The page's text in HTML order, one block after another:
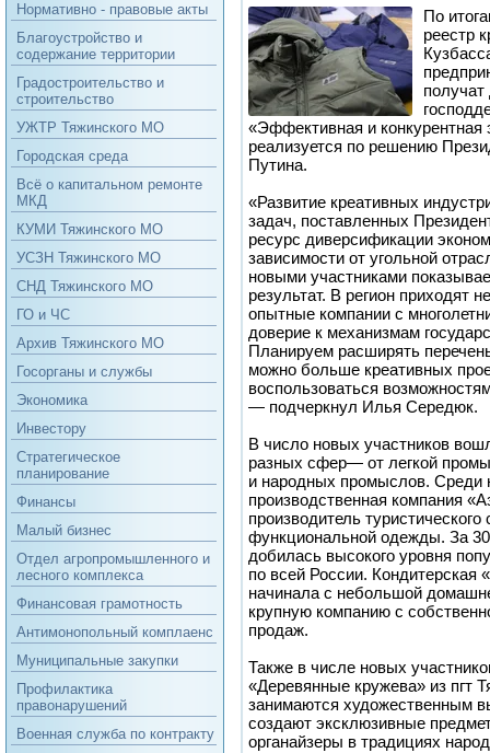
Нормативно - правовые акты
Благоустройство и
содержание территории
Градостроительство и
строительство
УЖТР Тяжинского МО
Городская среда
Всё о капитальном ремонте
МКД
КУМИ Тяжинского МО
УСЗН Тяжинского МО
СНД Тяжинского МО
ГО и ЧС
Архив Тяжинского МО
Госорганы и службы
Экономика
Инвестору
Стратегическое
планирование
Финансы
Малый бизнес
Отдел агропромышленного и
лесного комплекса
Финансовая грамотность
Антимонопольный комплаенс
Муниципальные закупки
Профилактика
правонарушений
Военная служба по контракту
По
реестр
«Эффективная и конкурентная
реализуется по решению
Путина.
«Развитие креативных
задач, поставленных
ресурс диверсификации
зависимости от угольной
новыми участниками
результат. В регион приходят
опытные компании с
доверие к механизмам
Планируем расширять
можно больше креативных
воспользоваться
— подчеркнул Илья Середюк.
В число новых участников
разных сфер— от легкой
и народных промыслов. Среди
производственная компания
производитель
функциональной одежды. За
добилась высокого уровня
по всей России. Кондитерская
начинала с небольшой
крупную компанию с
продаж.
Также в числе новых
«Деревянные кружева» из пгт
занимаются художественным
создают эксклюзивные
органайзеры в традициях